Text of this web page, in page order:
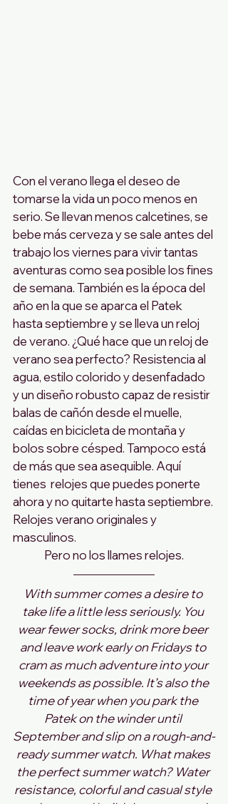
Con el verano llega el deseo de
tomarse la vida un poco menos en
serio. Se llevan menos calcetines, se
bebe más cerveza y se sale antes del
trabajo los viernes para vivir tantas
aventuras como sea posible los fines
de semana. También es la época del
año en la que se aparca el Patek
hasta septiembre y se lleva un reloj
de verano. ¿Qué hace que un reloj de
verano sea perfecto? Resistencia al
agua, estilo colorido y desenfadado
y un diseño robusto capaz de resistir
balas de cañón desde el muelle,
caídas en bicicleta de montaña y
bolos sobre césped. Tampoco está
de más que sea asequible. Aquí
tienes  relojes que puedes ponerte
ahora y no quitarte hasta septiembre.
Relojes verano originales y
masculinos.
Pero no los llames relojes.
With summer comes a desire to
take life a little less seriously. You
wear fewer socks, drink more beer
and leave work early on Fridays to
cram as much adventure into your
weekends as possible. It’s also the
time of year when you park the
Patek on the winder until
September and slip on a rough-and-
ready summer watch. What makes
the perfect summer watch? Water
resistance, colorful and casual style